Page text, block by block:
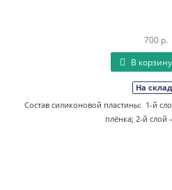
700 р.
В корзину
На
Состав силиконовой пластины: 1-й
плёнка; 2-й слой